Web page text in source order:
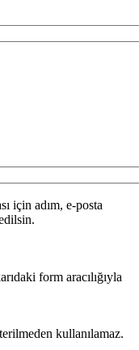
için adım, e-posta
form aracılığıyla
kullanılamaz.